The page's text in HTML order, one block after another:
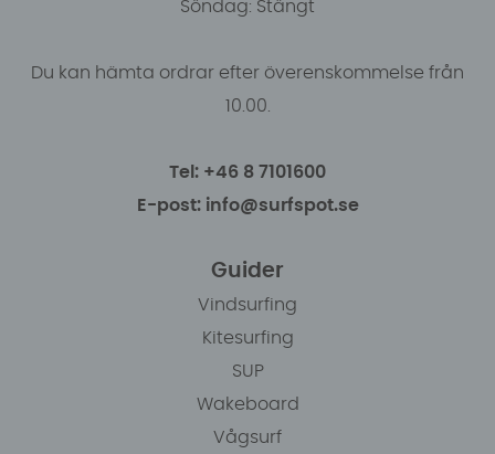
Söndag: Stängt
Du kan hämta ordrar efter överenskommelse från
10.00.
Tel: +46 8 7101600
E-post: info@surfspot.se
Guider
Vindsurfing
Kitesurfing
SUP
Wakeboard
Vågsurf